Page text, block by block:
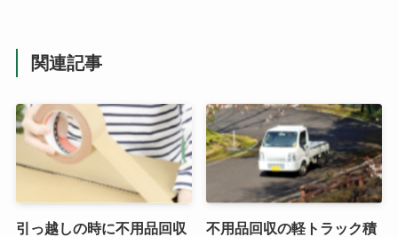
関連記事
引っ越しの時に不用品回収
不用品回収の軽トラック積